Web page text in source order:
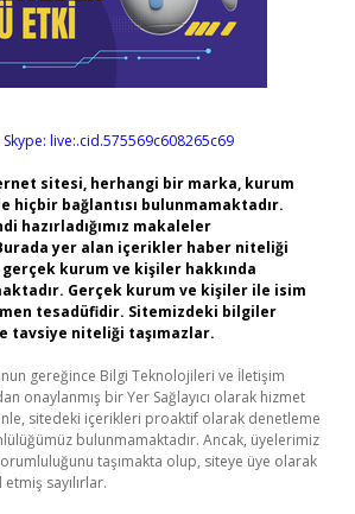
Skype: live:.cid.575569c608265c69
sitesi, herhangi bir marka, kurum
hiçbir bağlantısı bulunmamaktadır.
hazırladığımız makaleler
yer alan içerikler haber niteliği
kurum ve kişiler hakkında
Gerçek kurum ve kişiler ile isim
tesadüfidir. Sitemizdeki bilgiler
tavsiye niteliği taşımazlar.
gereğince Bilgi Teknolojileri ve İletişim
onaylanmış bir Yer Sağlayıcı olarak hizmet
sitedeki içerikleri proaktif olarak denetleme
bulunmamaktadır. Ancak, üyelerimiz
taşımakta olup, siteye üye olarak
sayılırlar.